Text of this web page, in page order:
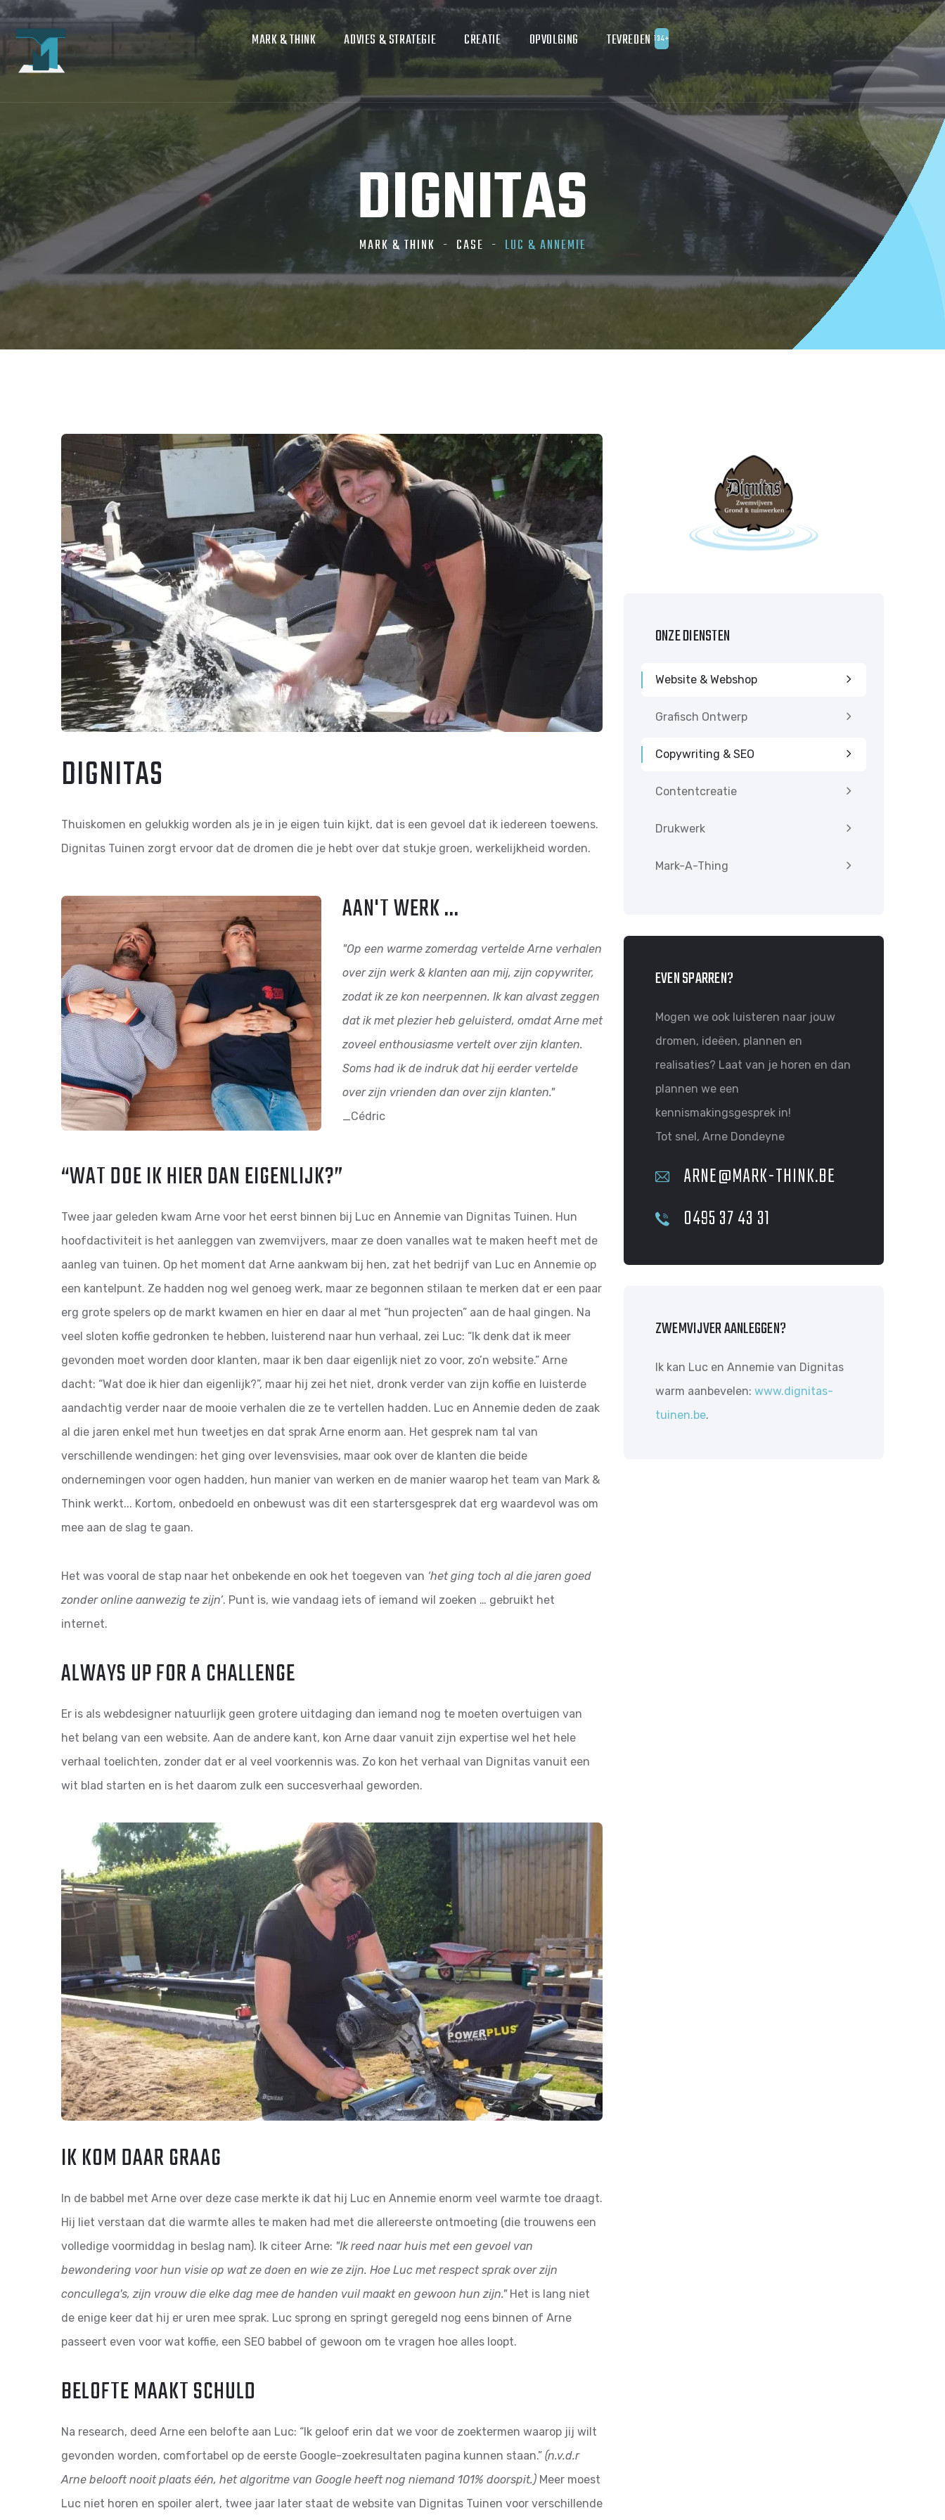
MARK & THINK ADVIES & STRATEGIE CREATIE OPVOLGING TEVREDEN 134+
DIGNITAS
MARK & THINK CASE LUC & ANNEMIE
DIGNITAS
Thuiskomen en gelukkig worden als je in je eigen tuin kijkt, dat is een gevoel dat ik iedereen toewens.
Dignitas Tuinen zorgt ervoor dat de dromen die je hebt over dat stukje groen, werkelijkheid worden.
AAN'T WERK ...
"Op een warme zomerdag vertelde Arne verhalen
over zijn werk & klanten aan mij, zijn copywriter,
zodat ik ze kon neerpennen. Ik kan alvast zeggen
dat ik met plezier heb geluisterd, omdat Arne met
zoveel enthousiasme vertelt over zijn klanten.
Soms had ik de indruk dat hij eerder vertelde
over zijn vrienden dan over zijn klanten."
_Cédric
“WAT DOE IK HIER DAN EIGENLIJK?”
Twee jaar geleden kwam Arne voor het eerst binnen bij Luc en Annemie van Dignitas Tuinen. Hun
hoofdactiviteit is het aanleggen van zwemvijvers, maar ze doen vanalles wat te maken heeft met de
aanleg van tuinen. Op het moment dat Arne aankwam bij hen, zat het bedrijf van Luc en Annemie op
een kantelpunt. Ze hadden nog wel genoeg werk, maar ze begonnen stilaan te merken dat er een paar
erg grote spelers op de markt kwamen en hier en daar al met “hun projecten” aan de haal gingen. Na
veel sloten koffie gedronken te hebben, luisterend naar hun verhaal, zei Luc: “Ik denk dat ik meer
gevonden moet worden door klanten, maar ik ben daar eigenlijk niet zo voor, zo’n website.” Arne
dacht: “Wat doe ik hier dan eigenlijk?”, maar hij zei het niet, dronk verder van zijn koffie en luisterde
aandachtig verder naar de mooie verhalen die ze te vertellen hadden. Luc en Annemie deden de zaak
al die jaren enkel met hun tweetjes en dat sprak Arne enorm aan. Het gesprek nam tal van
verschillende wendingen: het ging over levensvisies, maar ook over de klanten die beide
ondernemingen voor ogen hadden, hun manier van werken en de manier waarop het team van Mark &
Think werkt... Kortom, onbedoeld en onbewust was dit een startersgesprek dat erg waardevol was om
mee aan de slag te gaan.
Het was vooral de stap naar het onbekende en ook het toegeven van ‘het ging toch al die jaren goed
zonder online aanwezig te zijn’. Punt is, wie vandaag iets of iemand wil zoeken … gebruikt het
internet.
ALWAYS UP FOR A CHALLENGE
Er is als webdesigner natuurlijk geen grotere uitdaging dan iemand nog te moeten overtuigen van
het belang van een website. Aan de andere kant, kon Arne daar vanuit zijn expertise wel het hele
verhaal toelichten, zonder dat er al veel voorkennis was. Zo kon het verhaal van Dignitas vanuit een
wit blad starten en is het daarom zulk een succesverhaal geworden.
IK KOM DAAR GRAAG
In de babbel met Arne over deze case merkte ik dat hij Luc en Annemie enorm veel warmte toe draagt.
Hij liet verstaan dat die warmte alles te maken had met die allereerste ontmoeting (die trouwens een
volledige voormiddag in beslag nam). Ik citeer Arne: "Ik reed naar huis met een gevoel van
bewondering voor hun visie op wat ze doen en wie ze zijn. Hoe Luc met respect sprak over zijn
concullega's, zijn vrouw die elke dag mee de handen vuil maakt en gewoon hun zijn."Het is lang niet
de enige keer dat hij er uren mee sprak. Luc sprong en springt geregeld nog eens binnen of Arne
passeert even voor wat koffie, een SEO babbel of gewoon om te vragen hoe alles loopt.
BELOFTE MAAKT SCHULD
Na research, deed Arne een belofte aan Luc: “Ik geloof erin dat we voor de zoektermen waarop jij wilt
gevonden worden, comfortabel op de eerste Google-zoekresultaten pagina kunnen staan.” (n.v.d.r
Arne belooft nooit plaats één, het algoritme van Google heeft nog niemand 101% doorspit.) Meer moest
Luc niet horen en spoiler alert, twee jaar later staat de website van Dignitas Tuinen voor verschillende
ONZE DIENSTEN
Website & Webshop
Grafisch Ontwerp
Copywriting & SEO
Contentcreatie
Drukwerk
Mark-A-Thing
EVEN SPARREN?
Mogen we ook luisteren naar jouw
dromen, ideëen, plannen en
realisaties? Laat van je horen en dan
plannen we een
kennismakingsgesprek in!
Tot snel, Arne Dondeyne
ARNE@MARK-THINK.BE
0495 37 43 31
ZWEMVIJVER AANLEGGEN?
Ik kan Luc en Annemie van Dignitas
warm aanbevelen: www.dignitas-
tuinen.be.